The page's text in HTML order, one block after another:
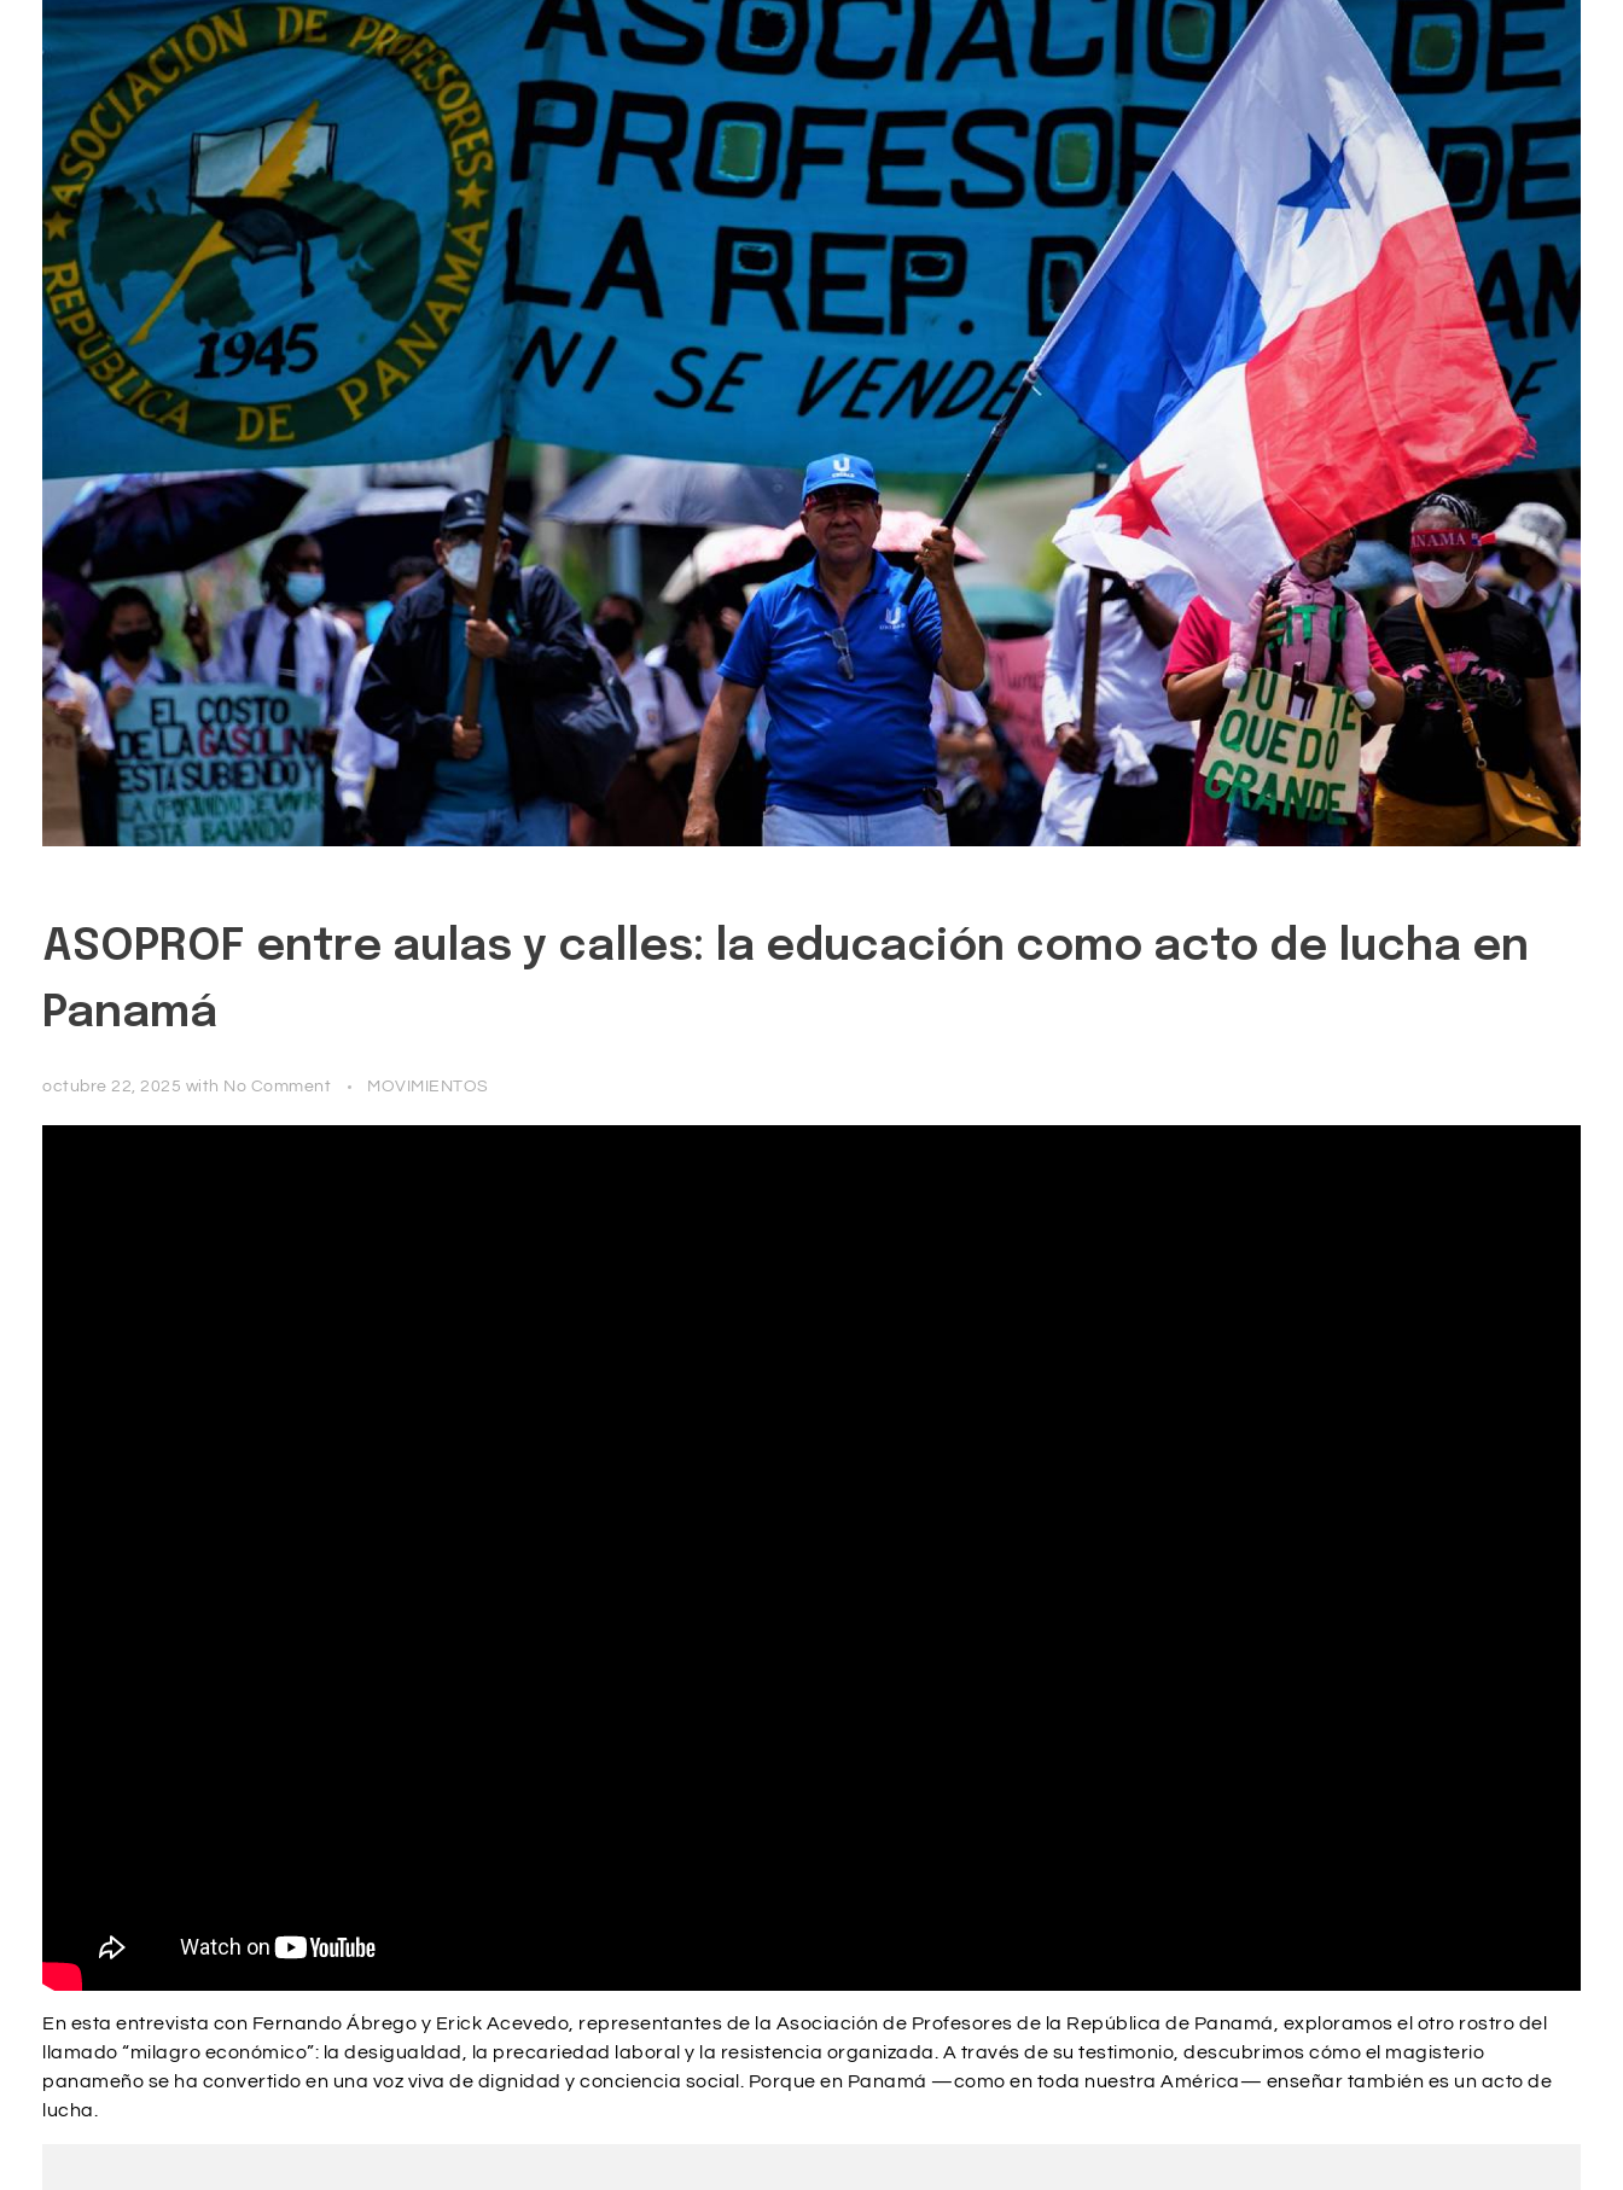
ASOPROF entre aulas y calles: la educación como acto de lucha en
Panamá
octubre 22, 2025 with No Comment MOVIMIENTOS
En esta entrevista con Fernando Ábrego y Erick Acevedo, representantes de la Asociación de Profesores de la República de Panamá, exploramos el otro rostro del
llamado “milagro económico”: la desigualdad, la precariedad laboral y la resistencia organizada. A través de su testimonio, descubrimos cómo el magisterio
panameño se ha convertido en una voz viva de dignidad y conciencia social. Porque en Panamá —como en toda nuestra América— enseñar también es un acto de
lucha.